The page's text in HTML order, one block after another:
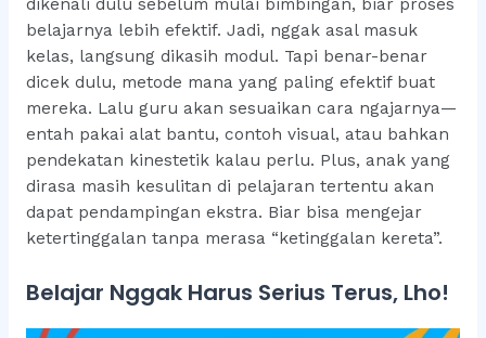
dikenali dulu sebelum mulai bimbingan, biar proses
belajarnya lebih efektif. Jadi, nggak asal masuk
kelas, langsung dikasih modul. Tapi benar-benar
dicek dulu, metode mana yang paling efektif buat
mereka. Lalu guru akan sesuaikan cara ngajarnya—
entah pakai alat bantu, contoh visual, atau bahkan
pendekatan kinestetik kalau perlu. Plus, anak yang
dirasa masih kesulitan di pelajaran tertentu akan
dapat pendampingan ekstra. Biar bisa mengejar
ketertinggalan tanpa merasa “ketinggalan kereta”.
Belajar Nggak Harus Serius Terus, Lho!